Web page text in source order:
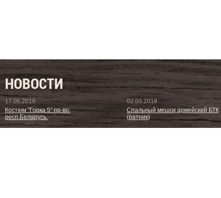
НОВОСТИ
17.06.2018
Костюм "Горка 5" пр-во:
респ.Беларусь.
02.03.2018
Спальный мешок армейский БТК
(ратник)